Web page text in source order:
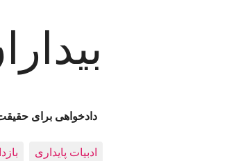
دادخواهی برای
ادبيات پايداری